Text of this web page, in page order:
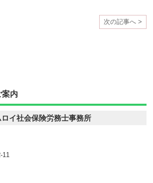
次の記事へ >
案内
ロイ社会保険労務士事務所
11